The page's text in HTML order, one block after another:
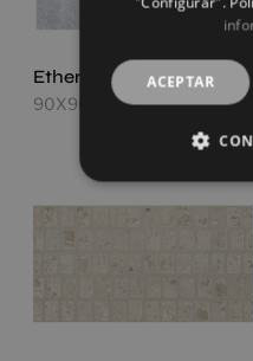
Ethereal White
90X90
ACEPTAR